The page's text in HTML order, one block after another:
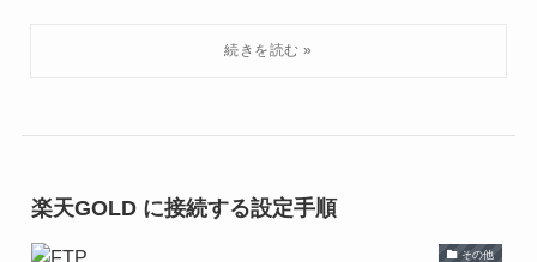
楽天GOLD に接続する設定手順
その他